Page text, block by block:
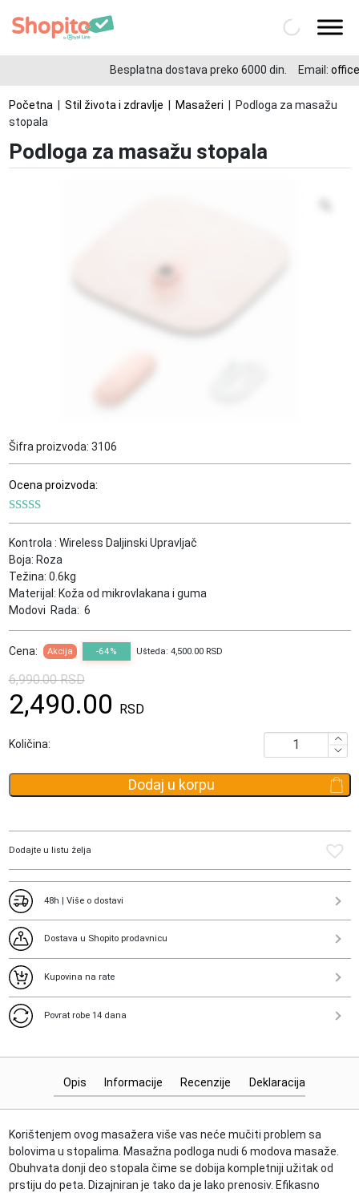
Besplatna dostava preko 6000 din. Email:
Početna Stil života i zdravlje Masažeri | Podloga za masažu
stopala
Podloga za masažu stopala
Šifra proizvoda: 3106
Ocena proizvoda:
Kontrola : Wireless Daljinski Upravljač
Boja: Roza
Težina: 0.6kg
Materijal: Koža od mikrovlakana i guma
Modovi Rada: 6
Cena: Akcija -64% Ušteda: 4,500.00 RSD
6,990.00RSD
Originalna
cena
je
6,990.00 RSD.
2,490.00 RSD
Trenutna
cena
je:
Količina:
Podloga
za
masažu
Dodaj u korpu
Dodajte u listu želja
48h | Više o dostavi
Dostava u Shopito prodavnicu
Kupovina na rate
Povrat robe 14 dana
Opis Deklaracija
Informacije Recenzije
Korištenjem ovog masažera više vas neće mučiti problem sa
bolovima u stopalima. Masažna podloga nudi 6 modova masaže.
Obuhvata donji deo stopala čime se dobija kompletniji užitak od
prstiju do peta. Dizajniran je tako da je lako prenosiv. Efikasno